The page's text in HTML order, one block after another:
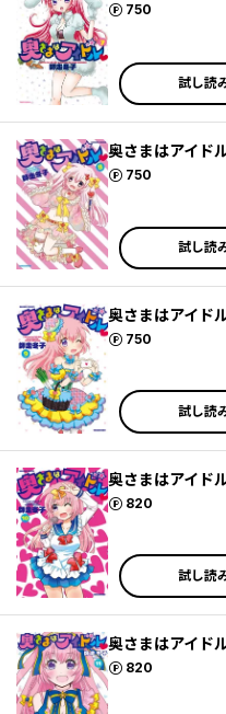
750
ポイント
試し読
奥さまはアイド
750
ポイント
試し読
奥さまはアイド
750
ポイント
試し読
奥さまはアイド
820
ポイント
試し読
奥さまはアイド
820
ポイント